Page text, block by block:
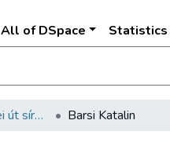
All of DSpace Statistics
Budapest VIII Fiumei út sírkert 2. rész Barsi Katalin